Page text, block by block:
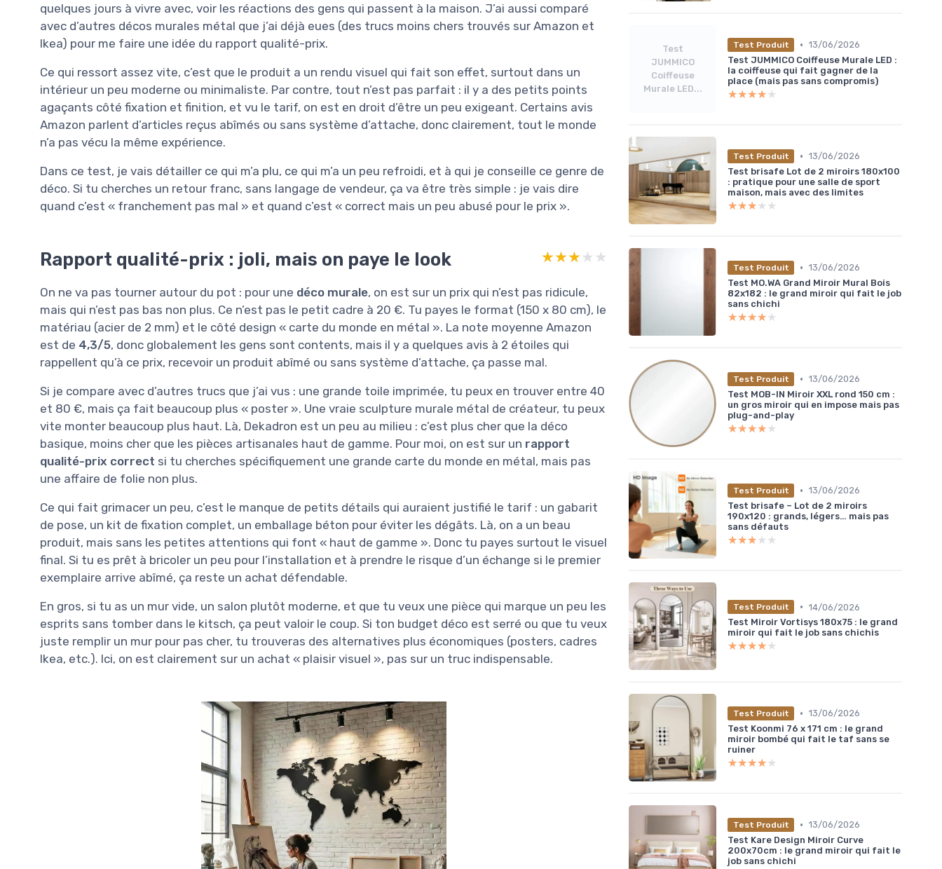
quelques jours à vivre avec, voir les réactions des gens qui passent à la maison. J’ai aussi comparé
avec d’autres décos murales métal que j’ai déjà eues (des trucs moins chers trouvés sur Amazon et
Ikea) pour me faire une idée du rapport qualité-prix.
Ce qui ressort assez vite, c’est que le produit a un rendu visuel qui fait son effet, surtout dans un
intérieur un peu moderne ou minimaliste. Par contre, tout n’est pas parfait : il y a des petits points
agaçants côté fixation et finition, et vu le tarif, on est en droit d’être un peu exigeant. Certains avis
Amazon parlent d’articles reçus abîmés ou sans système d’attache, donc clairement, tout le monde
n’a pas vécu la même expérience.
Dans ce test, je vais détailler ce qui m’a plu, ce qui m’a un peu refroidi, et à qui je conseille ce genre de
déco. Si tu cherches un retour franc, sans langage de vendeur, ça va être très simple : je vais dire
quand c’est « franchement pas mal » et quand c’est « correct mais un peu abusé pour le prix ».
Rapport qualité-prix : joli, mais on paye le look ★★★★★
★★★★★
On ne va pas tourner autour du pot : pour une déco murale, on est sur un prix qui n’est pas ridicule,
mais qui n’est pas bas non plus. Ce n’est pas le petit cadre à 20 €. Tu payes le format (150 x 80 cm), le
matériau (acier de 2 mm) et le côté design « carte du monde en métal ». La note moyenne Amazon
est de 4,3/5, donc globalement les gens sont contents, mais il y a quelques avis à 2 étoiles qui
rappellent qu’à ce prix, recevoir un produit abîmé ou sans système d’attache, ça passe mal.
Si je compare avec d’autres trucs que j’ai vus : une grande toile imprimée, tu peux en trouver entre 40
et 80 €, mais ça fait beaucoup plus « poster ». Une vraie sculpture murale métal de créateur, tu peux
vite monter beaucoup plus haut. Là, Dekadron est un peu au milieu : c’est plus cher que la déco
basique, moins cher que les pièces artisanales haut de gamme. Pour moi, on est sur un rapport
qualité-prix correct si tu cherches spécifiquement une grande carte du monde en métal, mais pas
une affaire de folie non plus.
Ce qui fait grimacer un peu, c’est le manque de petits détails qui auraient justifié le tarif : un gabarit
de pose, un kit de fixation complet, un emballage béton pour éviter les dégâts. Là, on a un beau
produit, mais sans les petites attentions qui font « haut de gamme ». Donc tu payes surtout le visuel
final. Si tu es prêt à bricoler un peu pour l’installation et à prendre le risque d’un échange si le premier
exemplaire arrive abîmé, ça reste un achat défendable.
En gros, si tu as un mur vide, un salon plutôt moderne, et que tu veux une pièce qui marque un peu les
esprits sans tomber dans le kitsch, ça peut valoir le coup. Si ton budget déco est serré ou que tu veux
juste remplir un mur pour pas cher, tu trouveras des alternatives plus économiques (posters, cadres
Ikea, etc.). Ici, on est clairement sur un achat « plaisir visuel », pas sur un truc indispensable.
Test
JUMMICO
Coiffeuse
Murale LED...
Test Produit • 13/06/2026
Test JUMMICO Coiffeuse Murale LED :
la coiffeuse qui fait gagner de la
place (mais pas sans compromis)
★★★★★
★★★★★
Test Produit • 13/06/2026
Test brisafe Lot de 2 miroirs 180x100
: pratique pour une salle de sport
maison, mais avec des limites
★★★★★
★★★★★
Test Produit • 13/06/2026
Test MO.WA Grand Miroir Mural Bois
82x182 : le grand miroir qui fait le job
sans chichi
★★★★★
★★★★★
Test Produit • 13/06/2026
Test MOB-IN Miroir XXL rond 150 cm :
un gros miroir qui en impose mais pas
plug-and-play
★★★★★
★★★★★
Test Produit • 13/06/2026
Test brisafe – Lot de 2 miroirs
190x120 : grands, légers… mais pas
sans défauts
★★★★★
★★★★★
Test Produit • 14/06/2026
Test Miroir Vortisys 180x75 : le grand
miroir qui fait le job sans chichis
★★★★★
★★★★★
Test Produit • 13/06/2026
Test Koonmi 76 x 171 cm : le grand
miroir bombé qui fait le taf sans se
ruiner
★★★★★
★★★★★
Test Produit • 13/06/2026
Test Kare Design Miroir Curve
200x70cm : le grand miroir qui fait le
job sans chichi